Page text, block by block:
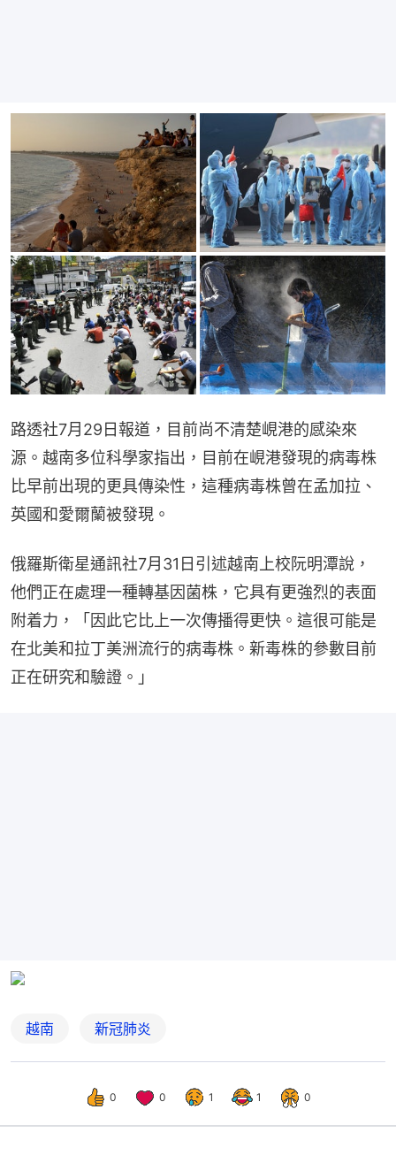
路透社7月29日報道，目前尚不清楚峴港的感染來
源。越南多位科學家指出，目前在峴港發現的病毒株
比早前出現的更具傳染性，這種病毒株曾在孟加拉、
英國和愛爾蘭被發現。
俄羅斯衛星通訊社7月31日引述越南上校阮明潭說，
他們正在處理一種轉基因菌株，它具有更強烈的表面
附着力，「因此它比上一次傳播得更快。這很可能是
在北美和拉丁美洲流行的病毒株。新毒株的參數目前
正在研究和驗證。」
越南 新冠肺炎
0 0 1 1 0